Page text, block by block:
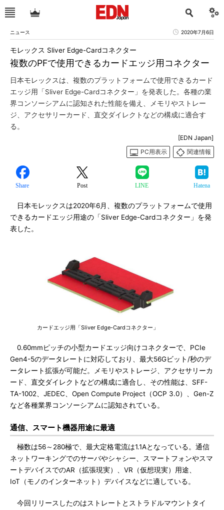
ニュース 2020年7月6日
複数のPFで使用できるカードエッジ用コネクター
モレックス Sliver Edge-Cardコネクター
日本モレックスは、複数のプラットフォームで使用できるカード
エッジ用「Sliver Edge-Cardコネクター」を発表した。各種の業
界コンソーシアムに認知された性能を備え、メモリやストレー
ジ、アクセサリーカード、直交ダイレクトなどの構成に適合す
る。
[EDN Japan]
PC用表示
関連情報
Share Post LINE Hatena
日本モレックスは2020年6月、複数のプラットフォームで使用
できるカードエッジ用途の「Sliver Edge-Cardコネクター」を発
表した。
カードエッジ用「Sliver Edge-Cardコネクター」
0.60mmピッチの小型カードエッジ向けコネクターで、PCIe
Gen4-5のデータレートに対応しており、最大56Gビット/秒のデ
ータレート拡張が可能だ。メモリやストレージ、アクセサリーカ
ード、直交ダイレクトなどの構成に適合し、その性能は、SFF-
TA-1002、JEDEC、Open Compute Project（OCP 3.0）、Gen-Z
など各種業界コンソーシアムに認知されている。
通信、スマート機器用途に最適
極数は56～280極で、最大定格電流は1.1Aとなっている。通信
ネットワーキングでのサーバやシャシー、スマートフォンやスマ
ートデバイスでのAR（拡張現実）、VR（仮想現実）用途、
IoT（モノのインターネット）デバイスなどに適している。
今回リリースしたのはストレートとストラドルマウントタイ